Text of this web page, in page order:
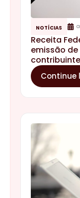
NOTÍCIAS
Receita
emissão
Continue